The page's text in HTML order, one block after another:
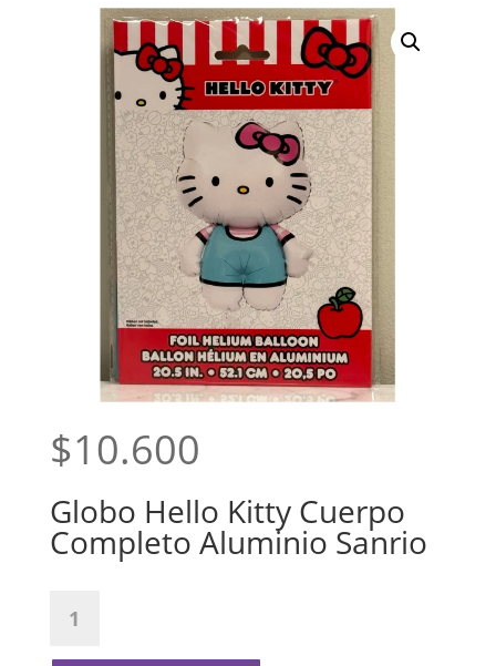
$10.600
Globo Hello Kitty Cuerpo
Completo Aluminio Sanrio
Hello